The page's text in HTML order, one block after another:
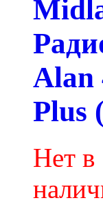
Alan
Plus
Нет в